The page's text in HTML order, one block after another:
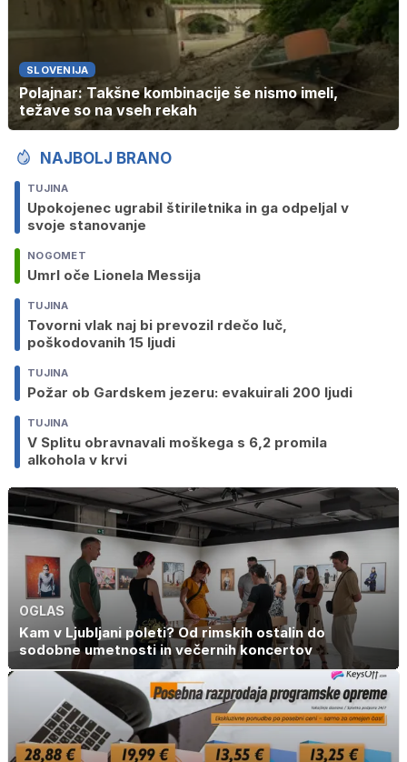
SLOVENIJA
Polajnar: Takšne kombinacije še nismo imeli,
težave so na vseh rekah
NAJBOLJ BRANO
TUJINA
Upokojenec ugrabil štiriletnika in ga odpeljal v
svoje stanovanje
NOGOMET
Umrl oče Lionela Messija
TUJINA
Tovorni vlak naj bi prevozil rdečo luč,
poškodovanih 15 ljudi
TUJINA
Požar ob Gardskem jezeru: evakuirali 200 ljudi
TUJINA
V Splitu obravnavali moškega s 6,2 promila
alkohola v krvi
OGLAS
Kam v Ljubljani poleti? Od rimskih ostalin do
sodobne umetnosti in večernih koncertov